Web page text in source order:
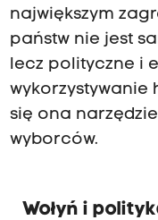
największym
państw nie jest
lecz polityczne i
wykorzystywanie
się ona
wyborców.
Wołyń i